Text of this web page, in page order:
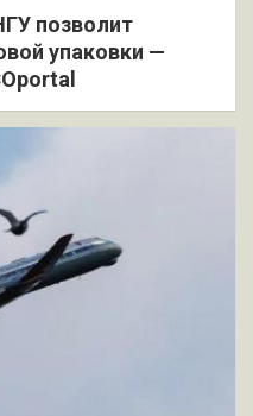
позволит
упаковки —